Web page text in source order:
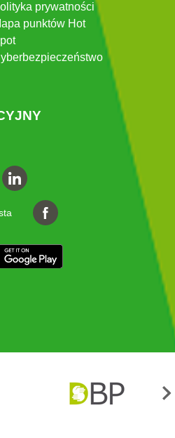
prywatności
punktów Hot